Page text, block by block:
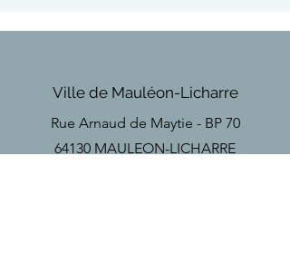
Ville de Mauléon-Licharre
Rue Arnaud de Maytie - BP 70
64130 MAULEON-LICHARRE